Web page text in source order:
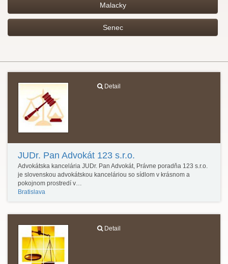
Malacky
Senec
Detail
JUDr. Pan Advokát 123 s.r.o.
Advokátska kancelária JUDr. Pan Advokát, Právne poradňa 123 s.r.o.
je slovenskou advokátskou kanceláriou so sídlom v krásnom a
pokojnom prostredí v…
Bratislava
Detail